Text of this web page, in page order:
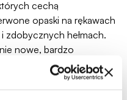
cechą
opaski na rękawach
zdobycznych hełmach.
nowe, bardzo
i twarzy oraz podstawki
każdej figurki dołączone
MP 40, granat